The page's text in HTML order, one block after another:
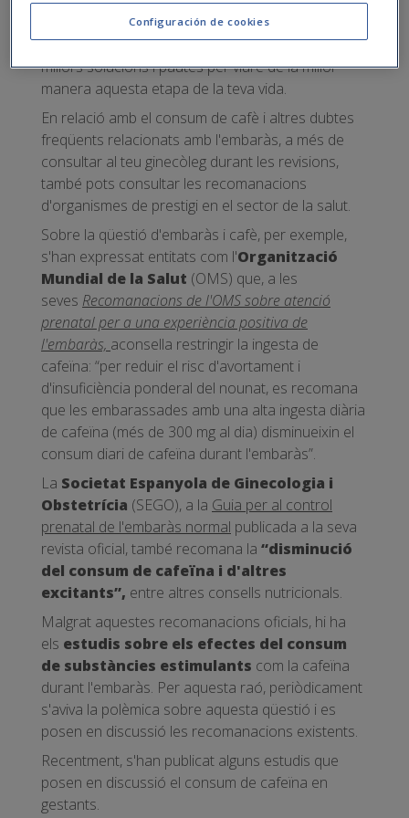
teu estat de salut.Però, a més, té les eines i
els coneixements necessaris per oferir-te les
millors solucions i pautes per viure de la millor
manera aquesta etapa de la teva vida.
En relació amb el consum de cafè i altres dubtes
freqüents relacionats amb l'embaràs, a més de
consultar al teu ginecòleg durant les revisions,
també pots consultar les recomanacions
d'organismes de prestigi en el sector de la salut.
Sobre la qüestió d'embaràs i cafè, per exemple,
s'han expressat entitats com l'Organització
Mundial de la Salut (OMS) que, a les
seves Recomanacions de l'OMS sobre atenció
prenatal per a una experiència positiva de
l'embaràs, aconsella restringir la ingesta de
cafeïna: “per reduir el risc d'avortament i
d'insuficiència ponderal del nounat, es recomana
que les embarassades amb una alta ingesta diària
de cafeïna (més de 300 mg al dia) disminueixin el
consum diari de cafeïna durant l'embaràs”.
La Societat Espanyola de Ginecologia i
Obstetrícia (SEGO), a la Guia per al control
prenatal de l'embaràs normal publicada a la seva
revista oficial, també recomana la “disminució
del consum de cafeïna i d'altres
excitants”, entre altres consells nutricionals.
Malgrat aquestes recomanacions oficials, hi ha
els estudis sobre els efectes del consum
de substàncies estimulants com la cafeïna
durant l'embaràs. Per aquesta raó, periòdicament
s'aviva la polèmica sobre aquesta qüestió i es
posen en discussió les recomanacions existents.
Recentment, s'han publicat alguns estudis que
posen en discussió el consum de cafeïna en
gestants.
Configuración de cookies